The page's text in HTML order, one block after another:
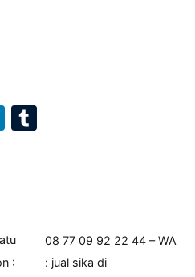
LinkedIn
:
08 77 09 92 22 44 – WA
: jual sika di